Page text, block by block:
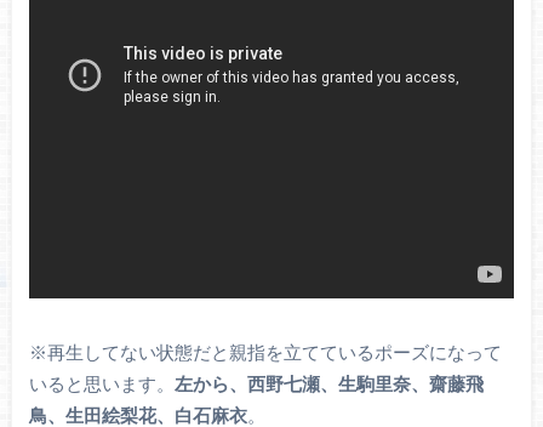
※再生してない状態だと親指を立てているポーズになって
いると思います。 左から、西野七瀬、生駒里奈、齋藤飛
鳥、生田絵梨花、白石麻衣。